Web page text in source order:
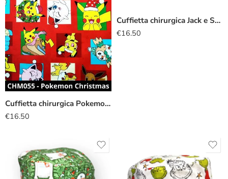
Cuffietta chirurgica Pokemon natale
€16.50
Cuffietta chirurgica Jack e Sally natale
€16.50